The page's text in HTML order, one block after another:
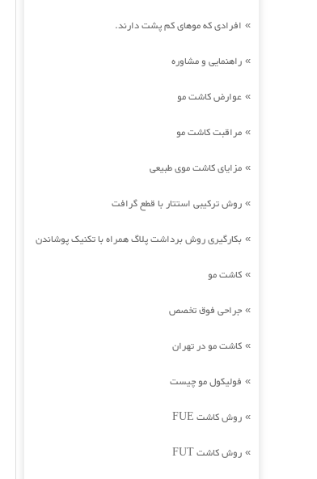
» افرادی که موهای کم پشت دارند.
» راهنمایی و مشاوره
» عوارض کاشت مو
» مراقبت کاشت مو
» مزایای کاشت موی طبیعی
» روش ترکیبی استتار با قطع گرافت
» بکارگیری روش برداشت پلاگ همراه با تکنیک پوشاندن
» کاشت مو
» جراحی فوق تخصص
» کاشت مو در تهران
» فولیکول مو چیست
» روش کاشت FUE
» روش کاشت FUT